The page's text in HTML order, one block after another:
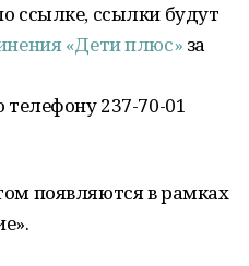
ссылке, ссылки будут
«Дети плюс» за
телефону 237-70-01
появляются в рамках